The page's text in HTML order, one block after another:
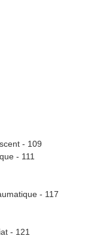
- 109
- 111
- 117
- 121